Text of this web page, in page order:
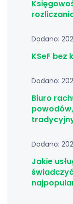
Dodano:
KSeF bez
Dodano:
Biuro
Dodano:
Jakie